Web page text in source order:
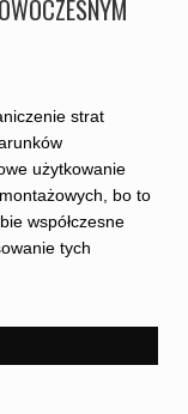
strat
użytkowanie
bo to
współczesne
tych